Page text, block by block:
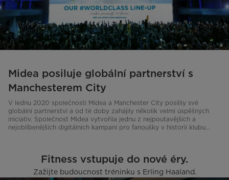
Midea posiluje globální partnerství s
Manchesterem City
V lednu 2020 společnosti Midea a Manchester City posílily své
globální partnerství a od té doby zahájily několik velmi úspěšných
iniciativ. Společnost Midea vytvořila jednu z nejpoutavějších a
nejoblíbenějších digitálních kampaní pro fanoušky v historii klubu...
Fitness vstupuje do nové éry.
Zažijte budoucnost tréninku s Erling Haaland.